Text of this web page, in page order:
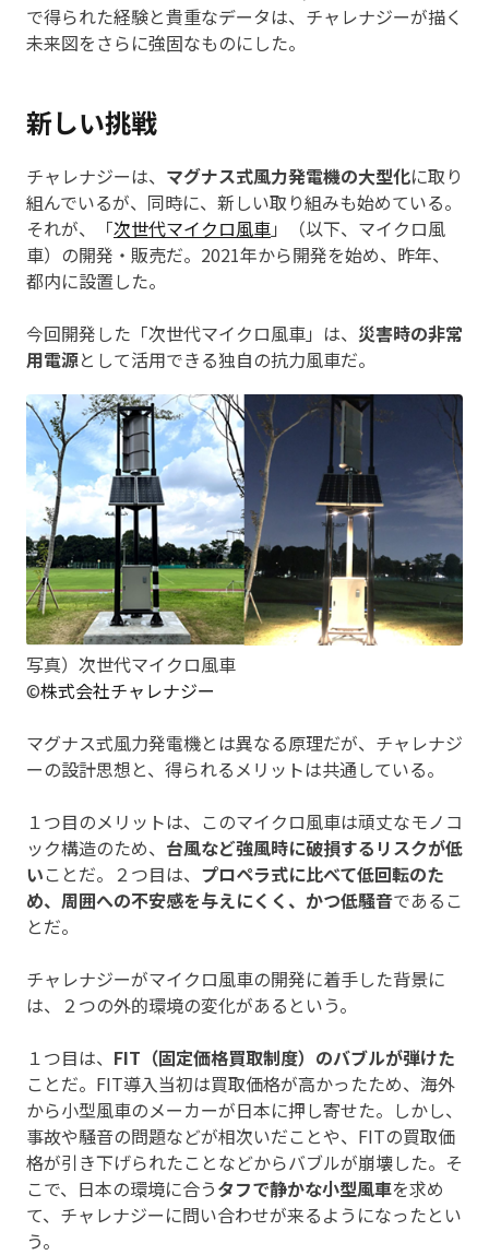
で得られた経験と貴重なデータは、チャレナジーが描く
未来図をさらに強固なものにした。
新しい挑戦
チャレナジーは、 マグナス式風力発電機の大型化に取り
組んでいるが、同時に、新しい取り組みも始めている。
それが、「次世代マイクロ風車」（以下、マイクロ風
車）の開発・販売だ。2021年から開発を始め、昨年、
都内に設置した。
今回開発した「次世代マイクロ風車」は、 災害時の非常
用電源として活用できる独自の抗力風車だ。
写真）次世代マイクロ風車
©株式会社チャレナジー
マグナス式風力発電機とは異なる原理だが、チャレナジ
ーの設計思想と、得られるメリットは共通している。
１つ目のメリットは、このマイクロ風車は頑丈なモノコ
ック構造のため、 台風など強風時に破損するリスクが低
いことだ。２つ目は、 プロペラ式に比べて低回転のた
め、周囲への不安感を与えにくく、かつ低騒音であるこ
とだ。
チャレナジーがマイクロ風車の開発に着手した背景に
は、２つの外的環境の変化があるという。
１つ目は、 FIT（固定価格買取制度）のバブルが弾けた
ことだ。FIT導入当初は買取価格が高かったため、海外
から小型風車のメーカーが日本に押し寄せた。しかし、
事故や騒音の問題などが相次いだことや、FITの買取価
格が引き下げられたことなどからバブルが崩壊した。そ
こで、日本の環境に合うタフで静かな小型風車を求め
て、チャレナジーに問い合わせが来るようになったとい
う。